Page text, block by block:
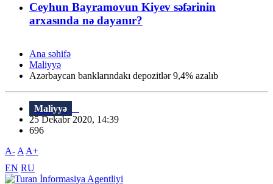
Ceyhun Bayramovun Kiyev səfərinin
arxasında nə dayanır?
Ana səhifə
Maliyyə
Azərbaycan banklarındakı depozitlər 9,4% azalıb
Maliyyə
25 Dekabr 2020, 14:39
696
A- A A+
EN RU